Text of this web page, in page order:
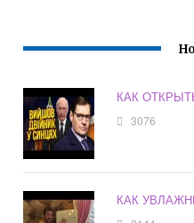
КАК
3076
КАК